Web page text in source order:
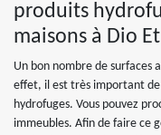
produits
maisons à Dio
Un bon nombre de surfaces
effet, il est très important de
hydrofuges. Vous pouvez
immeubles. Afin de faire ce